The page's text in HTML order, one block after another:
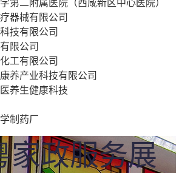
器械有限公司
技有限公司
限公司
工有限公司
养产业科技有限公司
养生健康科技
制药厂
家政服务展